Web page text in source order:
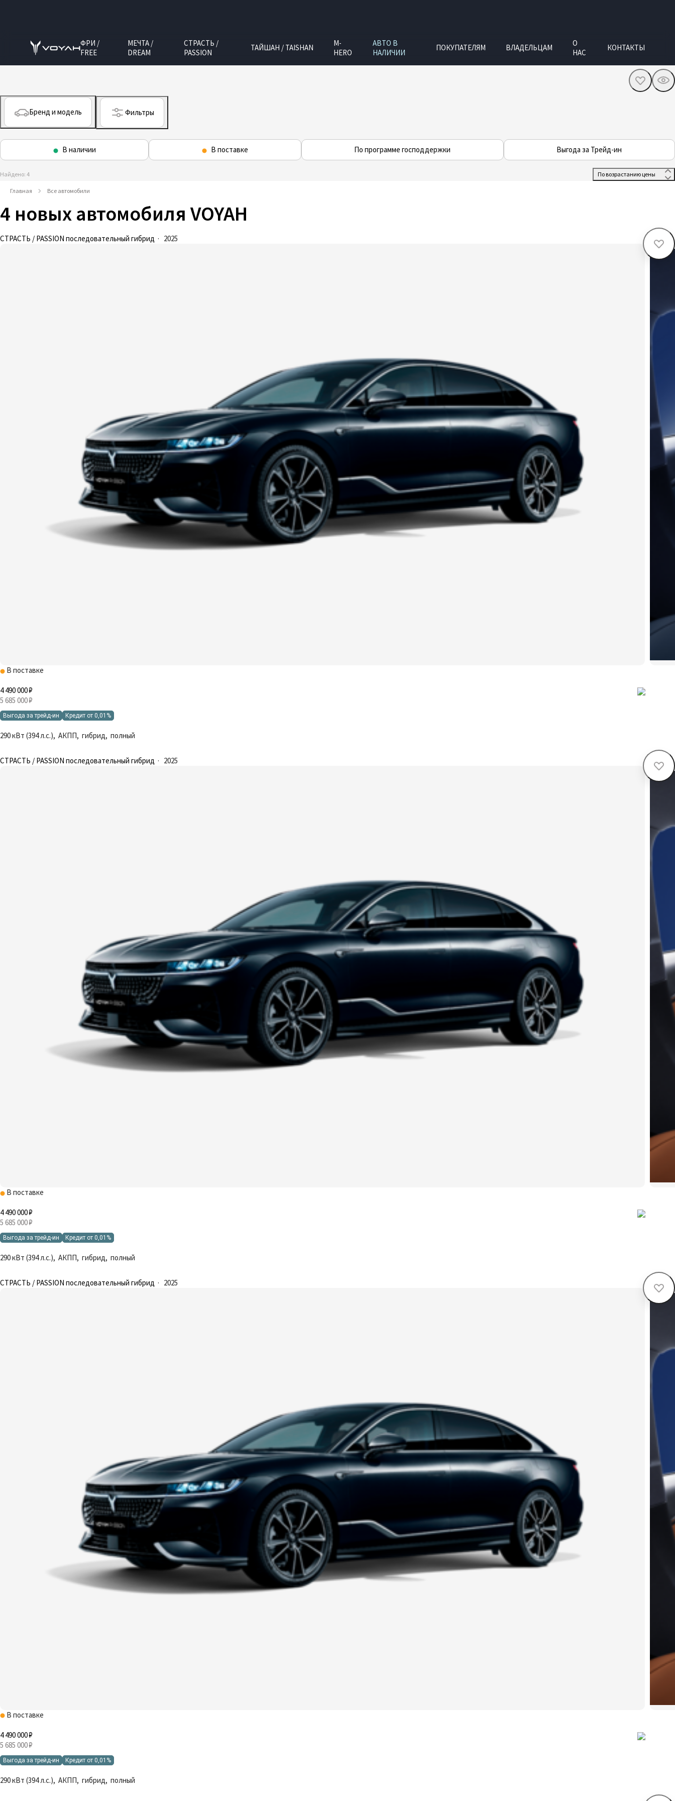
ФРИ /
FREE
МЕЧТА /
DREAM
СТРАСТЬ /
PASSION
ТАЙШАН / TAISHAN
M-
HERO
АВТО В
НАЛИЧИИ
ПОКУПАТЕЛЯМ ВЛАДЕЛЬЦАМ
О
НАС
КОНТАКТЫ
Бренд и модель Фильтры
В наличии В поставке По программе господдержки Выгода за Трейд-ин
Найдено: 4
Главная Все автомобили
4 новых автомобиля VOYAH
СТРАСТЬ / PASSION последовательный гибрид · 2025
В поставке
4 490 000 ₽
5 685 000 ₽
Выгода за трейд-ин Кредит от 0,01%
290 кВт (394 л.с.), АКПП, гибрид, полный
СТРАСТЬ / PASSION последовательный гибрид · 2025
В поставке
4 490 000 ₽
5 685 000 ₽
Выгода за трейд-ин Кредит от 0,01%
290 кВт (394 л.с.), АКПП, гибрид, полный
СТРАСТЬ / PASSION последовательный гибрид · 2025
В поставке
4 490 000 ₽
5 685 000 ₽
Выгода за трейд-ин Кредит от 0,01%
290 кВт (394 л.с.), АКПП, гибрид, полный